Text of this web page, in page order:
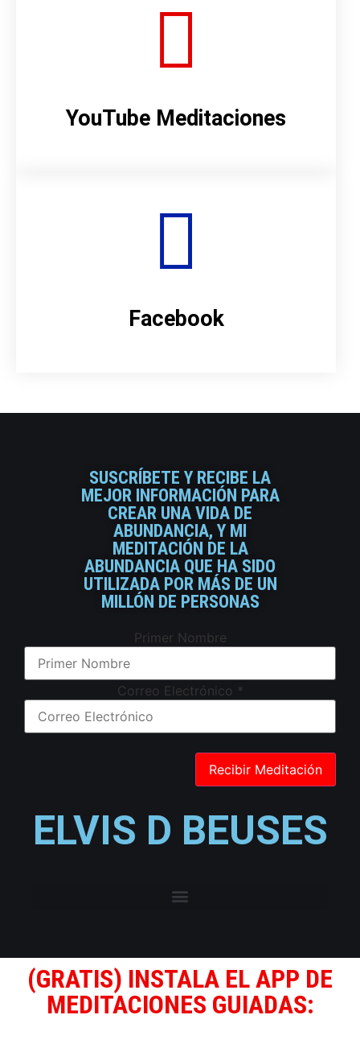
YouTube Meditaciones
Facebook
SUSCRÍBETE Y RECIBE LA
MEJOR INFORMACIÓN PARA
CREAR UNA VIDA DE
ABUNDANCIA, Y MI
MEDITACIÓN DE LA
ABUNDANCIA QUE HA SIDO
UTILIZADA POR MÁS DE UN
MILLÓN DE PERSONAS
Primer Nombre
Correo Electrónico *
ELVIS D BEUSES
(GRATIS) INSTALA EL APP DE
MEDITACIONES GUIADAS: